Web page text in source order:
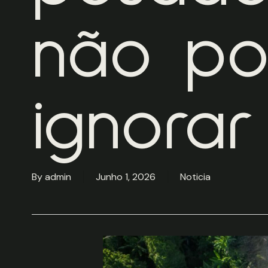
não
ignorar
Byadmin Junho 1, 2026 Noticia